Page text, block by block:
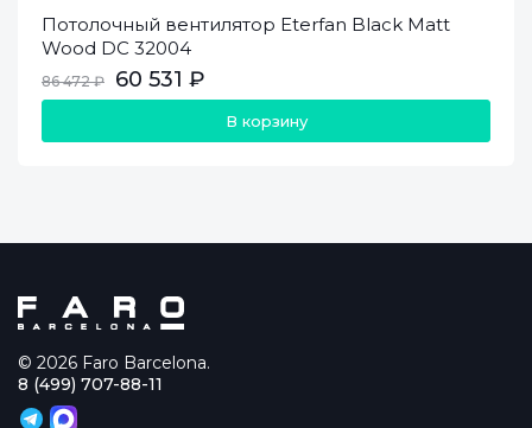
Потолочный вентилятор Eterfan Black Matt
Wood DC 32004
86 472 ₽ 60 531 ₽
В корзину
© 2026 Faro Barcelona.
8 (499) 707-88-11